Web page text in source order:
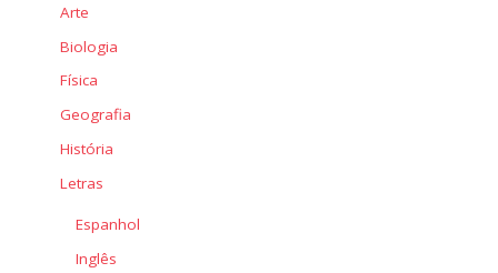
Arte
Biologia
Física
Geografia
História
Letras
Espanhol
Inglês